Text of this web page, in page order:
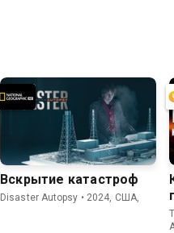
Вскрытие катастроф
Disaster Autopsy • 2024, США,